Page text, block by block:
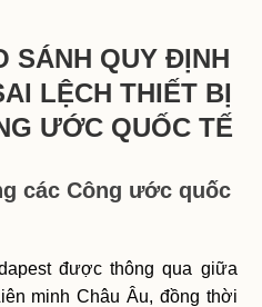
SÁNH QUY ĐỊNH
LỆCH THIẾT BỊ
ƯỚC QUỐC TẾ
các Công ước quốc
được thông qua giữa
minh Châu Âu, đồng thời